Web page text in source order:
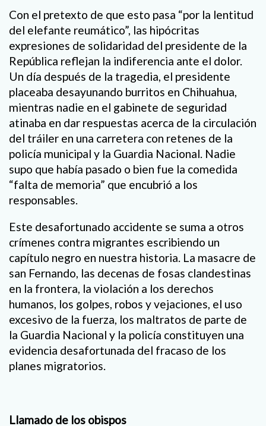
Con el pretexto de que esto pasa “por la lentitud
del elefante reumático”, las hipócritas
expresiones de solidaridad del presidente de la
República reflejan la indiferencia ante el dolor.
Un día después de la tragedia, el presidente
placeaba desayunando burritos en Chihuahua,
mientras nadie en el gabinete de seguridad
atinaba en dar respuestas acerca de la circulación
del tráiler en una carretera con retenes de la
policía municipal y la Guardia Nacional. Nadie
supo que había pasado o bien fue la comedida
“falta de memoria” que encubrió a los
responsables.
Este desafortunado accidente se suma a otros
crímenes contra migrantes escribiendo un
capítulo negro en nuestra historia. La masacre de
san Fernando, las decenas de fosas clandestinas
en la frontera, la violación a los derechos
humanos, los golpes, robos y vejaciones, el uso
excesivo de la fuerza, los maltratos de parte de
la Guardia Nacional y la policía constituyen una
evidencia desafortunada del fracaso de los
planes migratorios.
Llamado de los obispos